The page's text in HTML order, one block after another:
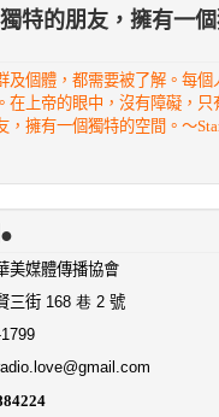
特的朋友，擁有一
及個體，都需要被了解。每個
在上帝的眼中，沒有障礙，只
，擁有一個獨特的空間。～
美媒體傳播協會
三街 168 巷 2 號